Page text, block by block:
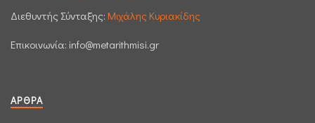
Διεθυντής Σύνταξης: Μιχάλης Κυριακίδης
Επικοινωνία: info@metarithmisi.gr
ΆΡΘΡΑ